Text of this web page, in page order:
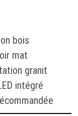
bois
mat
granit
intégré